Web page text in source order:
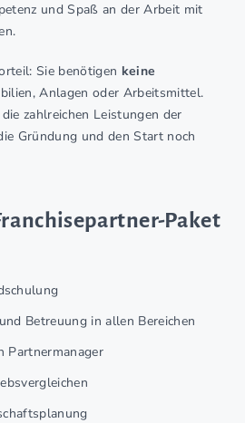
und Spaß an der Arbeit mit
Sie benötigen keine
Anlagen oder Arbeitsmittel.
zahlreichen Leistungen der
Gründung und den Start noch
Paket
Betreuung in allen Bereichen
Partnermanager